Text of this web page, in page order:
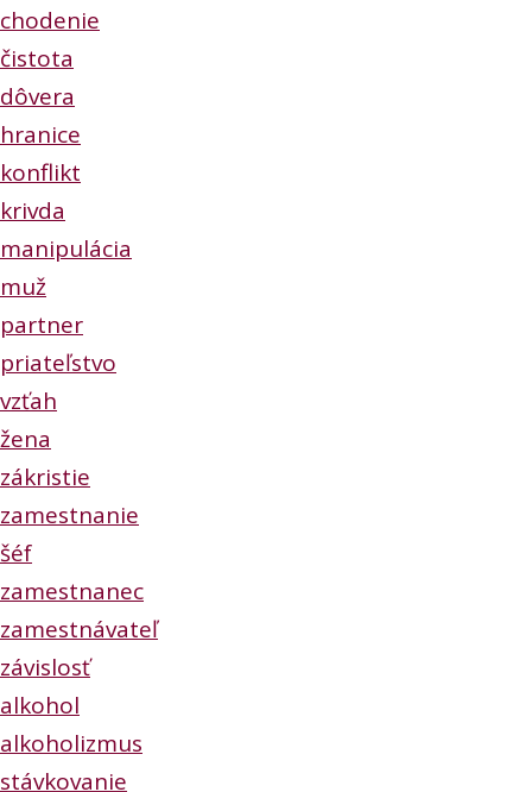
chodenie
čistota
dôvera
hranice
konflikt
krivda
manipulácia
muž
partner
priateľstvo
vzťah
žena
zákristie
zamestnanie
šéf
zamestnanec
zamestnávateľ
závislosť
alkohol
alkoholizmus
stávkovanie